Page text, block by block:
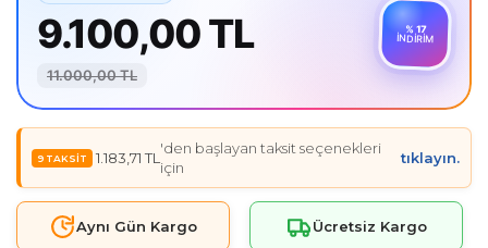
% 17
İNDİRİM
11.000,00 TL
9.100,00 TL
1.183,71 TL
'den başlayan taksit seçenekleri
için
tıklayın.
Aynı Gün Kargo Ücretsiz Kargo